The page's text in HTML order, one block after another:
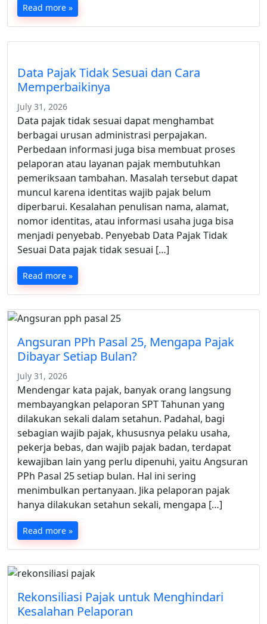
Read more »
Data Pajak Tidak Sesuai dan Cara
Memperbaikinya
July 31, 2026
Data pajak tidak sesuai dapat menghambat
berbagai urusan administrasi perpajakan.
Perbedaan informasi juga bisa membuat proses
pelaporan atau layanan pajak membutuhkan
pemeriksaan tambahan. Masalah tersebut dapat
muncul karena identitas wajib pajak belum
diperbarui. Kesalahan penulisan nama, alamat,
nomor identitas, atau informasi usaha juga bisa
menjadi penyebab. Penyebab Data Pajak Tidak
Sesuai Data pajak tidak sesuai […]
Read more »
Angsuran PPh Pasal 25, Mengapa Pajak
Dibayar Setiap Bulan?
July 31, 2026
Mendengar kata pajak, banyak orang langsung
membayangkan pelaporan SPT Tahunan yang
dilakukan sekali dalam setahun. Padahal, bagi
sebagian wajib pajak, khususnya pelaku usaha,
pekerja bebas, dan wajib pajak badan, terdapat
kewajiban lain yang perlu dipenuhi, yaitu Angsuran
PPh Pasal 25 setiap bulan. Hal ini sering
menimbulkan pertanyaan. Jika pelaporan pajak
hanya dilakukan setahun sekali, mengapa […]
Read more »
Rekonsiliasi Pajak untuk Menghindari
Kesalahan Pelaporan